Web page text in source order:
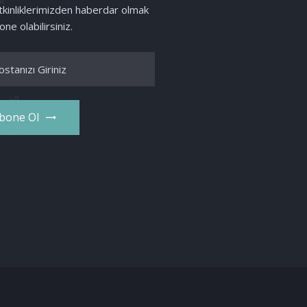
haberdar olmak
olabilirsiniz.
Ol